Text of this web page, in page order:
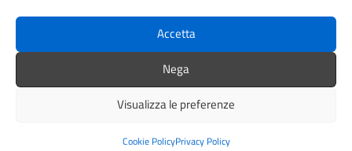
Accetta
Nega
Visualizza le preferenze
Cookie PolicyPrivacy Policy
SEGUICI SU
Facebook YouTube
Credits